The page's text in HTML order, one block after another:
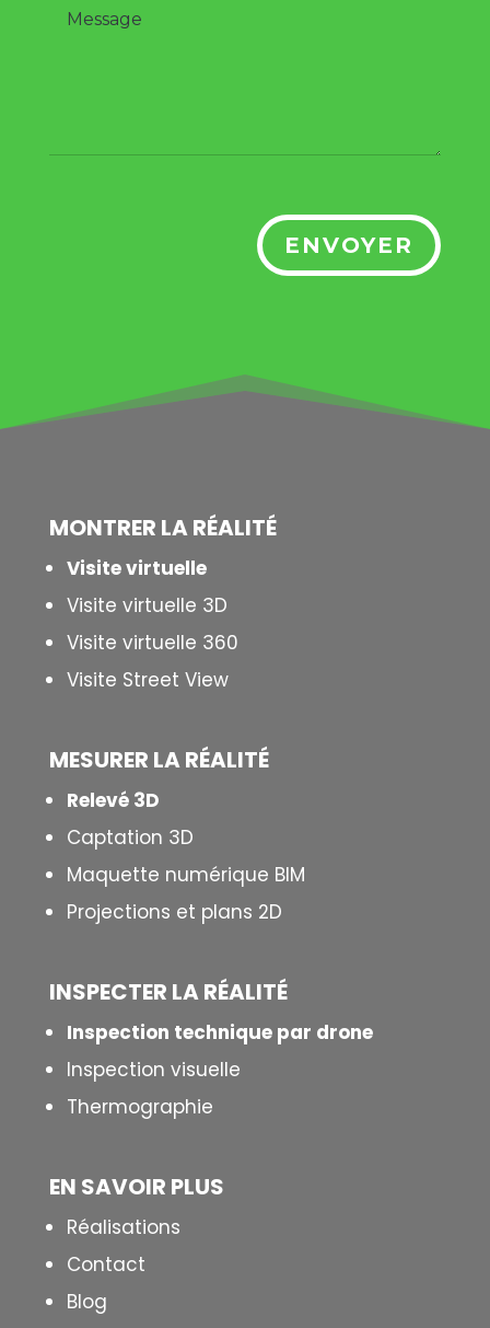
ENVOYER
MONTRER LARÉALITÉ
Visite virtuelle
Visite virtuelle 3D
Visite virtuelle 360
Visite Street View
MESURER LARÉALITÉ
Relevé 3D
Captation 3D
Maquette numérique BIM
Projections et plans 2D
INSPECTER LA RÉALITÉ
Inspection technique par drone
Inspection visuelle
Thermographie
EN SAVOIR PLUS
Réalisations
Contact
Blog